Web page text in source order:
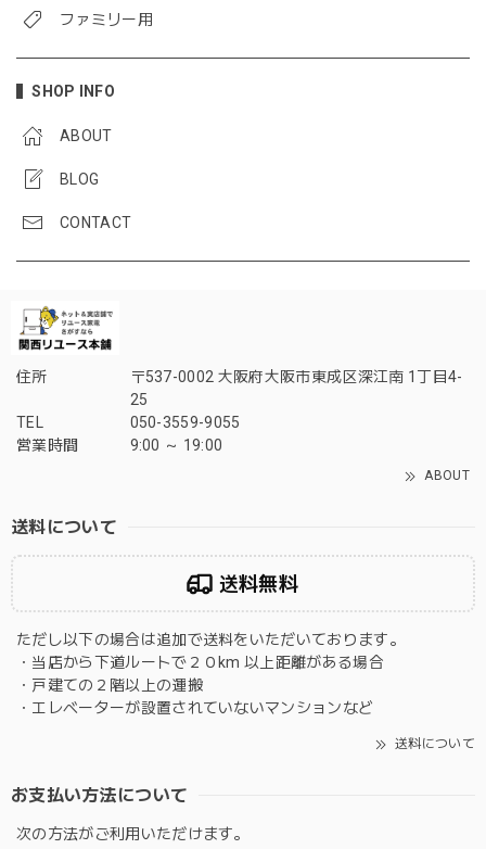
ファミリー用
SHOP INFO
ABOUT
BLOG
CONTACT
住所
〒537-0002 大阪府大阪市東成区深江南 1丁目4-
25
TEL
050-3559-9055
営業時間
9:00 ～ 19:00
ABOUT
送料について
送料無料
ただし以下の場合は追加で送料をいただいております。
・当店から下道ルートで２０km 以上距離がある場合
・戸建ての２階以上の運搬
・エレベーターが設置されていないマンションなど
送料について
お支払い方法について
次の方法がご利用いただけます。